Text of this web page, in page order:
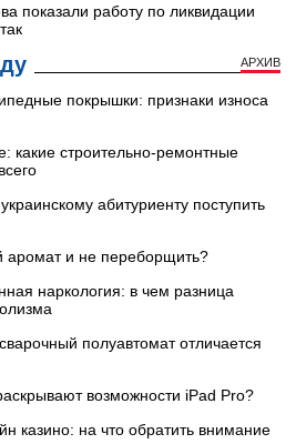
показали работу по ликвидации
АРХИВ
покрышки: признаки износа
какие строительно-ремонтные
абитуриенту поступить
аромат и не переборщить?
наркология: в чем разница
полуавтомат отличается
возможности iPad Pro?
казино: на что обратить внимание